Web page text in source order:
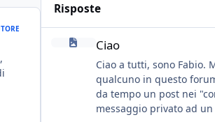
Risposte
Ciao
Ciao a tutti, sono Fabio.
qualcuno in questo
da tempo un post nei
messaggio privato ad